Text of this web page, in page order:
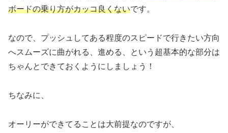
ボードの乗り方がカッコ良くないです。
なので、プッシュしてある程度のスピードで行きたい方向
へスムーズに曲がれる、進める、という超基本的な部分は
ちゃんとできておくようにしましょう！
ちなみに、
オーリーができてることは大前提なのですが、